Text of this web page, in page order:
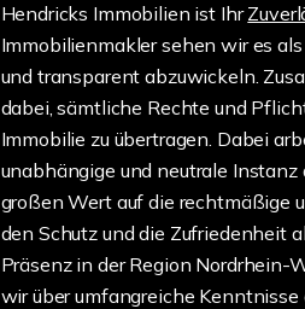
Hendricks Immobilien ist Ihr
Immobilienmakler sehen wir es
und transparent abzuwickeln.
dabei, sämtliche Rechte und
Immobilie zu übertragen. Dabei
unabhängige und neutrale
großen Wert auf die rechtmäßige
den Schutz und die Zufriedenheit
Präsenz in der Region Nordrhein-
wir über umfangreiche